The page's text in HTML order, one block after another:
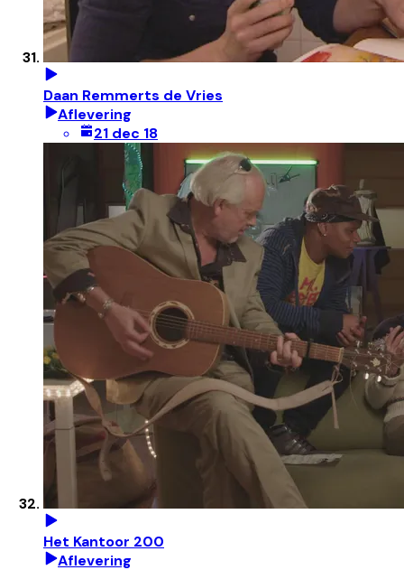
Daan Remmerts de Vries
Aflevering
21 dec 18
Het Kantoor 200
Aflevering